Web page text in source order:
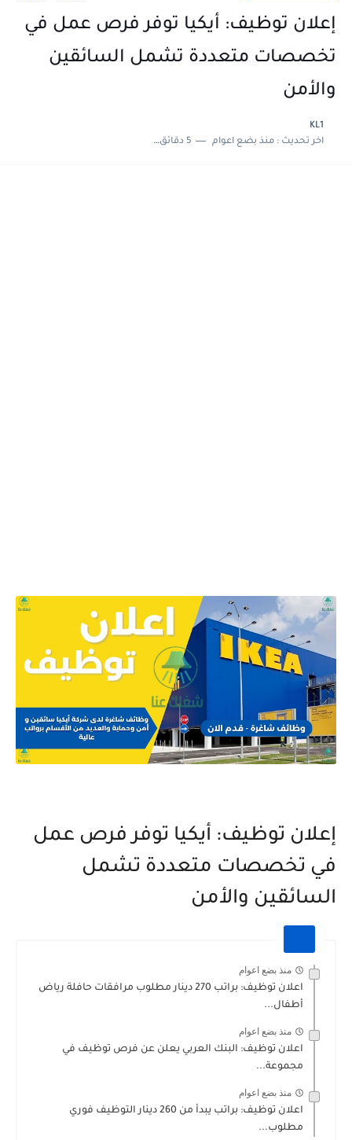
إعلان توظيف: أيكيا توفر فرص عمل في
تخصصات متعددة تشمل السائقين
والأمن
KL1
اخر تحديث :منذ بضع اعوام 5 دقائق للقراءة
إعلان توظيف: أيكيا توفر فرص عمل
في تخصصات متعددة تشمل
السائقين والأمن
منذ بضع اعوام
اعلان توظيف: براتب 270 دينار مطلوب مرافقات حافلة رياض
أطفال...
منذ بضع اعوام
اعلان توظيف: البنك العربي يعلن عن فرص توظيف في
مجموعة...
منذ بضع اعوام
اعلان توظيف: براتب يبدأ من 260 دينار التوظيف فوري
مطلوب...